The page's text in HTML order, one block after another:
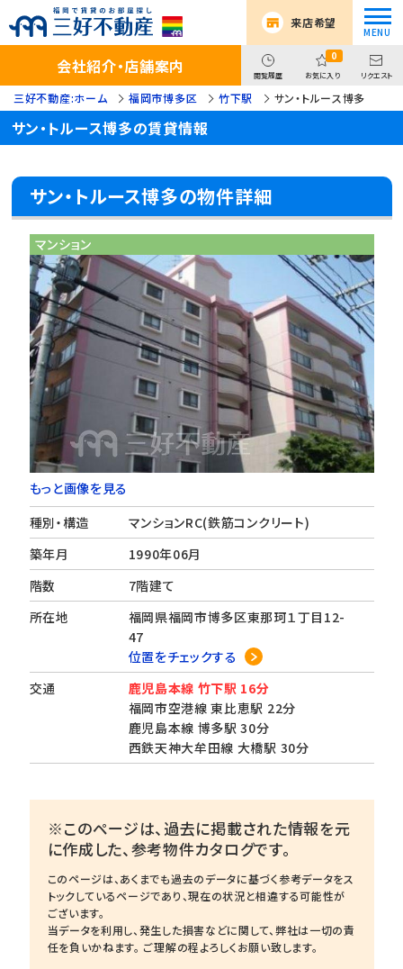
来店希望
会社紹介・店舗案内 閲覧履歴
0
お気に入り リクエスト
三好不動産:ホーム 福岡市博多区 竹下駅 サン・トルース博多
サン・トルース博多の賃貸情報
サン・トルース博多の物件詳細
マンション
もっと画像を見る
種別・構造
マンションRC(鉄筋コンクリート)
築年月
1990年06月
階数
7階建て
所在地
福岡県福岡市博多区東那珂１丁目12-
47
位置をチェックする
交通
鹿児島本線 竹下駅 16分
福岡市空港線 東比恵駅 22分
鹿児島本線 博多駅 30分
西鉄天神大牟田線 大橋駅 30分
※このページは、過去に掲載された情報を元
に作成した、参考物件カタログです。
このページは、あくまでも過去のデータに基づく参考データをス
トックしているページであり、現在の状況と相違する可能性が
ございます。
当データを利用し、発生した損害などに関して、弊社は一切の責
任を負いかねます。 ご理解の程よろしくお願い致します。